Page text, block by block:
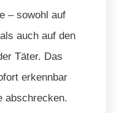
– sowohl auf
auch auf den
Täter. Das
erkennbar
abschrecken.